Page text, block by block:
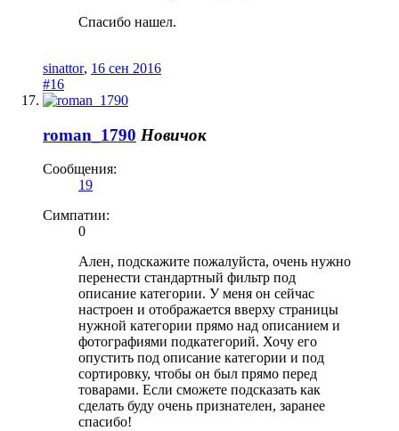
Спасибо нашел.
sinattor, 16 сен 2016
#16
roman_1790 Новичок
Сообщения:
19
Симпатии:
0
Ален, подскажите пожалуйста, очень нужно
перенести стандартный фильтр под
описание категории. У меня он сейчас
настроен и отображается вверху страницы
нужной категории прямо над описанием и
фотографиями подкатегорий. Хочу его
опустить под описание категории и под
сортировку, чтобы он был прямо перед
товарами. Если сможете подсказать как
сделать буду очень признателен, заранее
спасибо!